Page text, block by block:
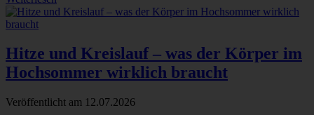
Hitze und Kreislauf – was der Körper im
Hochsommer wirklich braucht
Veröffentlicht am 12.07.2026